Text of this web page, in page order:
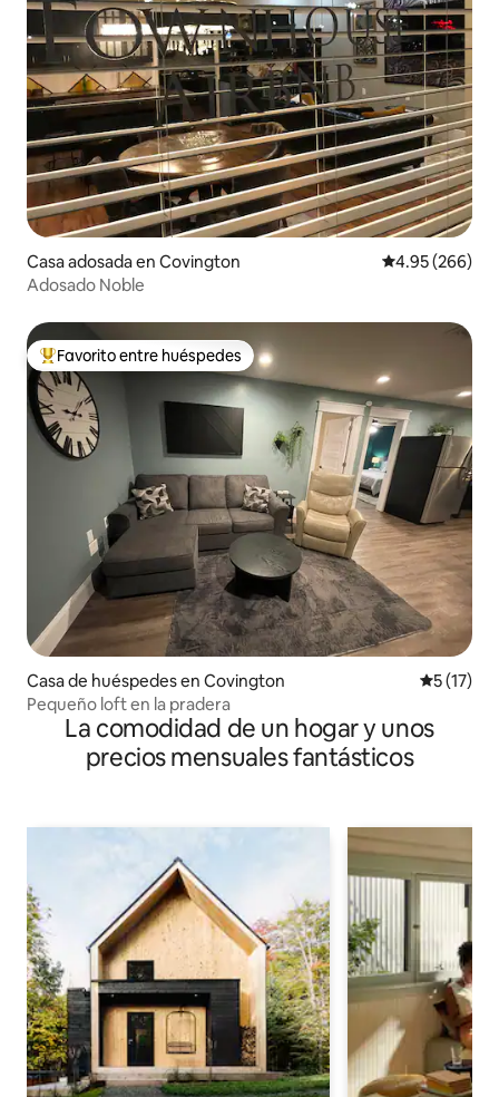
Casa adosada en Covington Calificación
4.95 (266)
Adosado Noble
Favorito entre huéspedes preferido
Favorito entre huéspedes
Casa de huéspedes en Covington
5 (17)
Pequeño loft en la pradera
La comodidad de un hogar y unos
precios mensuales fantásticos